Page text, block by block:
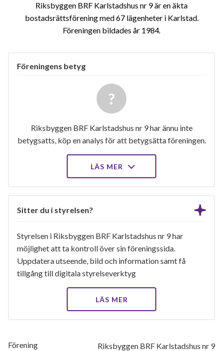
Riksbyggen BRF Karlstadshus nr 9 är en äkta
bostadsrättsförening med 67 lägenheter i Karlstad.
Föreningen bildades år 1984
Föreningens betyg
Riksbyggen BRF Karlstadshus nr 9 har ännu inte
betygsatts, köp en analys för att betygsätta föreningen.
LÄS MER
Sitter du i styrelsen?
Styrelsen i Riksbyggen BRF Karlstadshus nr 9 har
möjlighet att ta kontroll över sin föreningssida.
Uppdatera utseende, bild och information samt få
tillgång till digitala styrelseverktyg
LÄS MER
Förening Riksbyggen BRF Karlstadshus nr 9